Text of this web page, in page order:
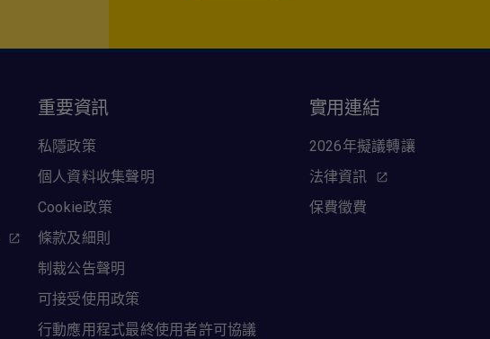
重要資訊
私隱政策
個人資料收集聲明
Cookie政策
條款及細則
制裁公告聲明
可接受使用政策
行動應用程式最終使用者許可協議
實用連結
2026年擬議轉讓
法律資訊
保費徵費